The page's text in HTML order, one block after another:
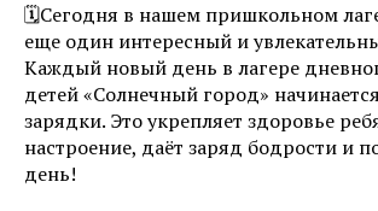
🗓️Сегодня в нашем пришкольном
еще один интересный и
Каждый новый день в лагере
детей «Солнечный город»
зарядки. Это укрепляет здоровье
настроение, даёт заряд бодрости и
день!